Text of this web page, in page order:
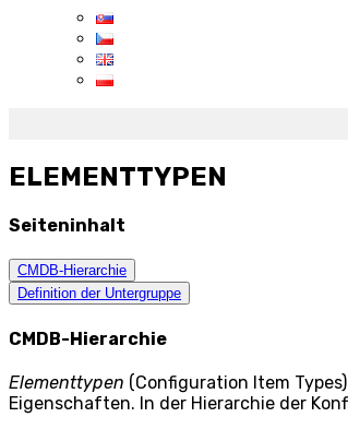
ELEMENTTYPEN
Seiteninhalt
CMDB-Hierarchie
Definition der Untergruppe
CMDB-Hierarchie
Elementtypen (Configuration Item
Eigenschaften. In der Hierarchie der